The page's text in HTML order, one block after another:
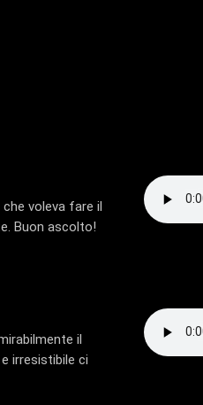
voleva fare il
Buon ascolto!
il
irresistibile ci